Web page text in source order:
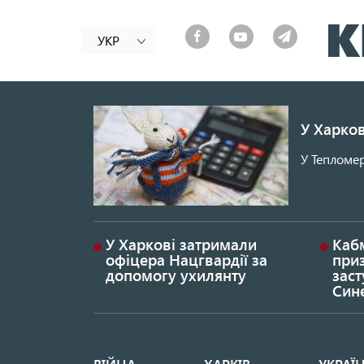
УКР
У
У
У Харкові затримали
офіцера Нацгвардії за
допомогу ухилянту